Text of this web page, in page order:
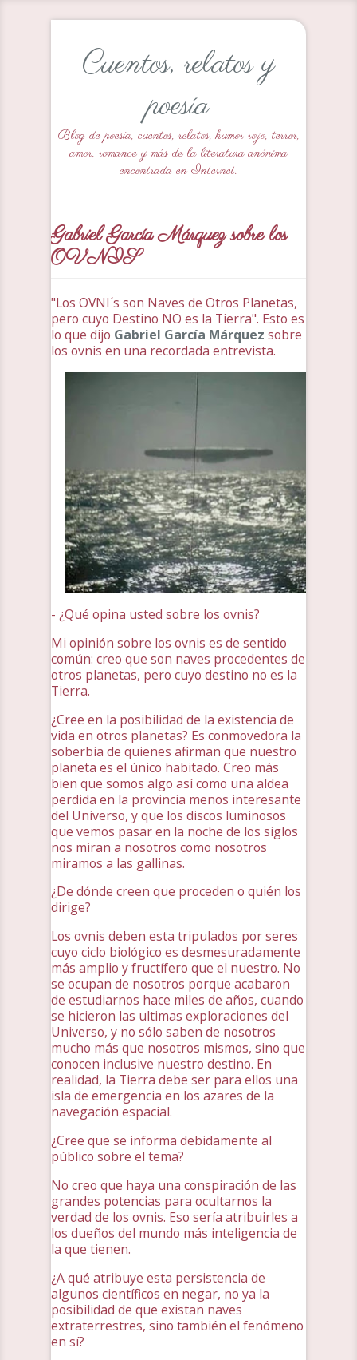
Cuentos, relatos y
poesía
Blog de poesía, cuentos, relatos, humor rojo, terror,
amor, romance y más de la literatura anónima
encontrada en Internet.
Gabriel García Márquez sobre los
OVNIS
"Los OVNI´s son Naves de Otros Planetas,
pero cuyo Destino NO es la Tierra". Esto es
lo que dijo Gabriel García Márquez sobre
los ovnis en una recordada entrevista.
- ¿Qué opina usted sobre los ovnis?
Mi opinión sobre los ovnis es de sentido
común: creo que son naves procedentes de
otros planetas, pero cuyo destino no es la
Tierra.
¿Cree en la posibilidad de la existencia de
vida en otros planetas? Es conmovedora la
soberbia de quienes afirman que nuestro
planeta es el único habitado. Creo más
bien que somos algo así como una aldea
perdida en la provincia menos interesante
del Universo, y que los discos luminosos
que vemos pasar en la noche de los siglos
nos miran a nosotros como nosotros
miramos a las gallinas.
¿De dónde creen que proceden o quién los
dirige?
Los ovnis deben esta tripulados por seres
cuyo ciclo biológico es desmesuradamente
más amplio y fructífero que el nuestro. No
se ocupan de nosotros porque acabaron
de estudiarnos hace miles de años, cuando
se hicieron las ultimas exploraciones del
Universo, y no sólo saben de nosotros
mucho más que nosotros mismos, sino que
conocen inclusive nuestro destino. En
realidad, la Tierra debe ser para ellos una
isla de emergencia en los azares de la
navegación espacial.
¿Cree que se informa debidamente al
público sobre el tema?
No creo que haya una conspiración de las
grandes potencias para ocultarnos la
verdad de los ovnis. Eso sería atribuirles a
los dueños del mundo más inteligencia de
la que tienen.
¿A qué atribuye esta persistencia de
algunos científicos en negar, no ya la
posibilidad de que existan naves
extraterrestres, sino también el fenómeno
en sí?